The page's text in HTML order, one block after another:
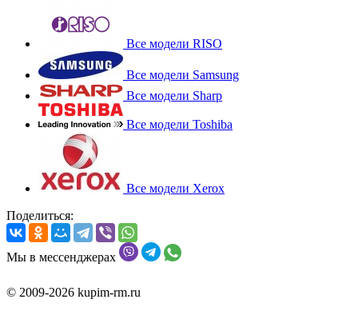
Все модели RISO
Все модели Samsung
Все модели Sharp
Все модели Toshiba
Все модели Xerox
Поделиться:
Мы в мессенджерах
© 2009-2026 kupim-rm.ru